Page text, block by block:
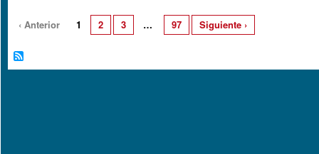
‹ Anterior 1 2 3 … 97 Siguiente ›